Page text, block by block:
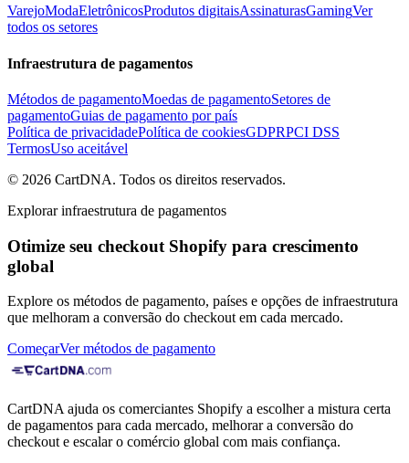
VarejoModaEletrônicosProdutos digitaisAssinaturasGamingVer
todos os setores
Infraestrutura de pagamentos
Métodos de pagamentoMoedas de pagamentoSetores de
pagamentoGuias de pagamento por país
Política de privacidadePolítica de cookiesGDPRPCI DSS
TermosUso aceitável
© 2026 CartDNA. Todos os direitos reservados.
Explorar infraestrutura de pagamentos
Otimize seu checkout Shopify para crescimento
global
Explore os métodos de pagamento, países e opções de infraestrutura
que melhoram a conversão do checkout em cada mercado.
ComeçarVer métodos de pagamento
CartDNA ajuda os comerciantes Shopify a escolher a mistura certa
de pagamentos para cada mercado, melhorar a conversão do
checkout e escalar o comércio global com mais confiança.